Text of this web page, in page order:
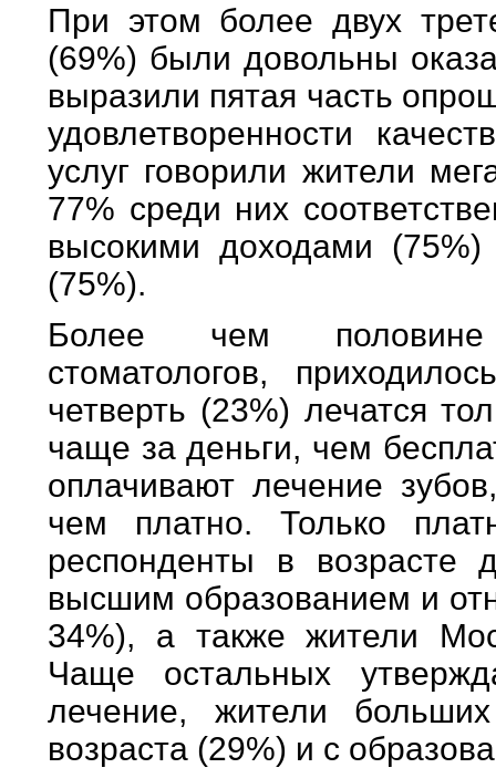
При этом более двух
(69%) были довольны
выразили пятая часть
удовлетворенности
услуг говорили жители
77% среди них
высокими доходами
(75%).
Более чем половине
стоматологов,
четверть (23%) лечатся
чаще за деньги, чем
оплачивают лечение
чем платно. Только
респонденты в
высшим образованием и
34%), а также жители
Чаще остальных
лечение, жители
возраста (29%) и с